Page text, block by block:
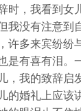
时，我看到女
我没有注意到
许多来宾纷纷
是有喜有泪。
，我的致辞启
的婚礼上应该